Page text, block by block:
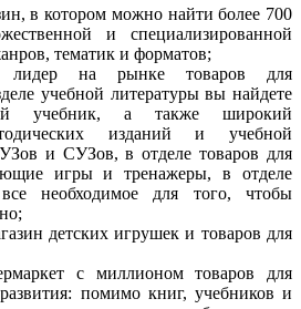
в котором можно найти более 700
и специализированной
тематик и форматов;
на рынке товаров для
учебной литературы вы найдете
учебник, а также широкий
изданий и учебной
и СУЗов, в отделе товаров для
игры и тренажеры, в отделе
необходимое для того, чтобы
детских игрушек и товаров для
с миллионом товаров для
помимо книг, учебников и